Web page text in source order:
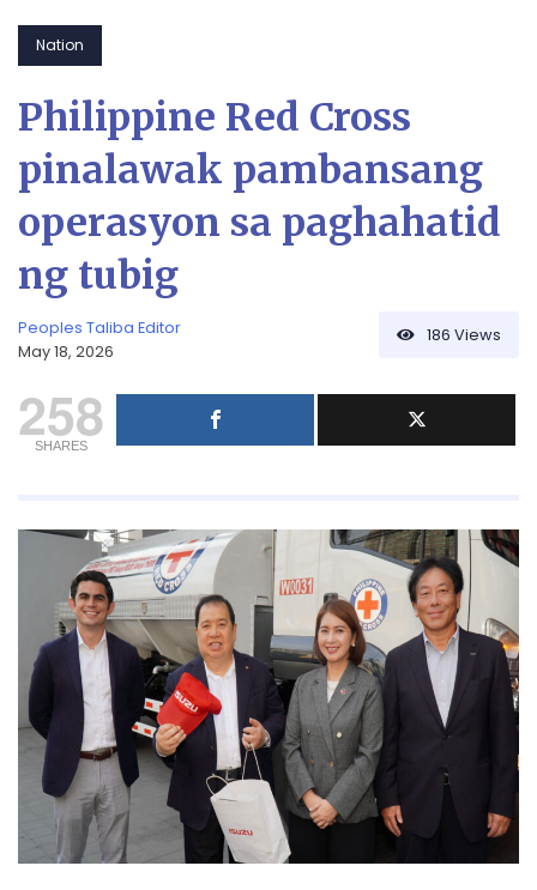
Nation
Philippine Red Cross
pinalawak pambansang
operasyon sa paghahatid
ng tubig
Peoples Taliba Editor
May 18, 2026
186 Views
258
SHARES